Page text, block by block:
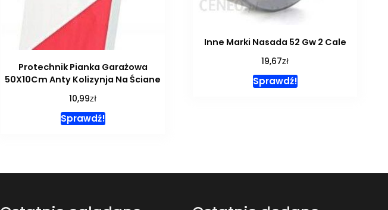
Protechnik Pianka Garażowa
50X10Cm Anty Kolizynja Na Ściane
10,99zł
Sprawdź!
Inne Marki Nasada 52 Gw 2 Cale
19,67zł
Sprawdź!